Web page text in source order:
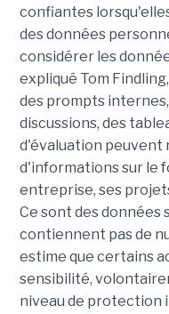
confiantes
des données
considérer les
expliqué Tom
des prompts
discussions, des
d'évaluation
d'informations sur le
entreprise, ses
Ce sont des données
contiennent pas de
estime que certains
sensibilité,
niveau de protection